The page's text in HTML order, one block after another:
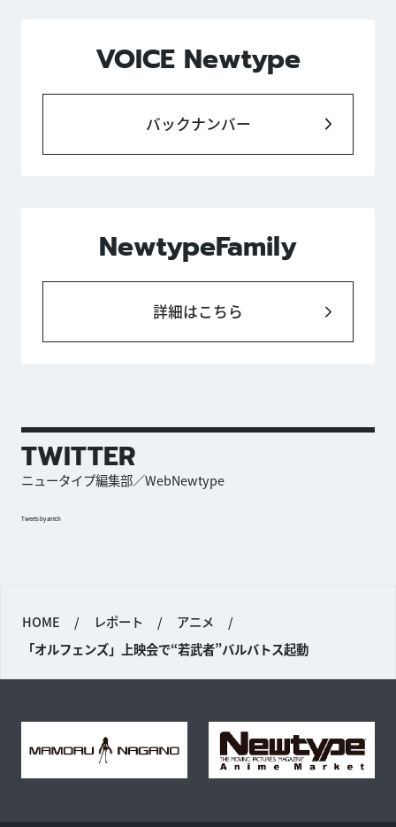
VOICE Newtype
バックナンバー
NewtypeFamily
詳細はこちら
TWITTER
ニュータイプ編集部／WebNewtype
Tweets by antch
HOME / レポート / アニメ
/
「オルフェンズ」上映会で“若武者”バルバトス起動